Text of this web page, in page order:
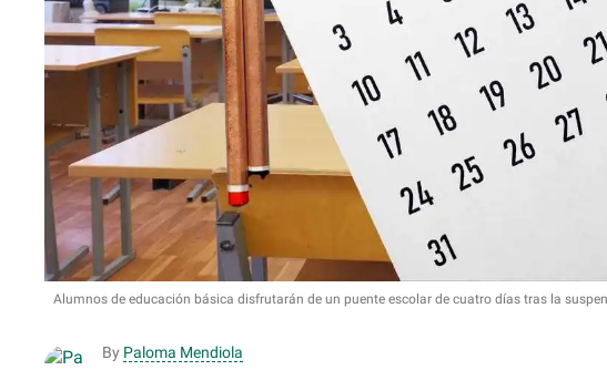
Alumnos de educación básica disfrutarán de un puente escolar de cuatro días tras la
By Paloma Mendiola